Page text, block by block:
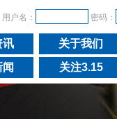
用户名： 密码：
讯 关于我们
关注3.15